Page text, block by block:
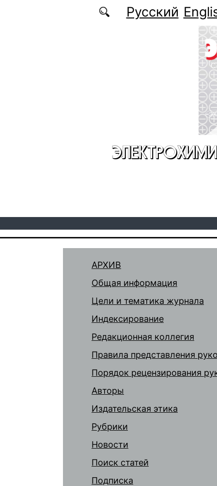
Перейти к основному содержаниюРусский
АРХИВ
Общая информация
Цели и тематика журнала
Индексирование
Редакционная коллегия
Правила представления
Порядок рецензирования
Авторы
Издательская этика
Рубрики
Новости
Поиск статей
Подписка